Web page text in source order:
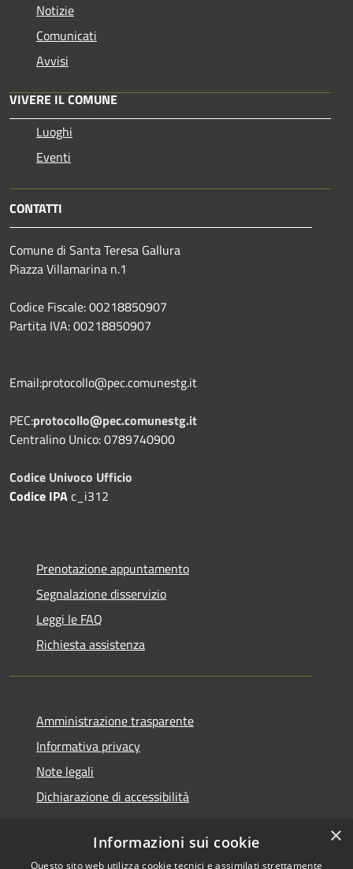
Notizie
Comunicati
Avvisi
VIVERE IL COMUNE
Luoghi
Eventi
CONTATTI
Comune di Santa Teresa Gallura
Piazza Villamarina n.1
Codice Fiscale: 00218850907
Partita IVA: 00218850907
Email:protocollo@pec.comunestg.it
PEC:protocollo@pec.comunestg.it
Centralino Unico: 0789740900
Codice Univoco Ufficio
Codice IPAc_i312
Prenotazione appuntamento
Segnalazione disservizio
Leggi le FAQ
Richiesta assistenza
Amministrazione trasparente
Informativa privacy
Note legali
Dichiarazione di accessibilità
×
Informazioni sui cookie
Questo sito web utilizza cookie tecnici e assimilati strettamente